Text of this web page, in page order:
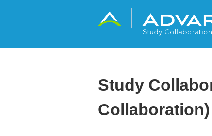
Study
Collaboration)